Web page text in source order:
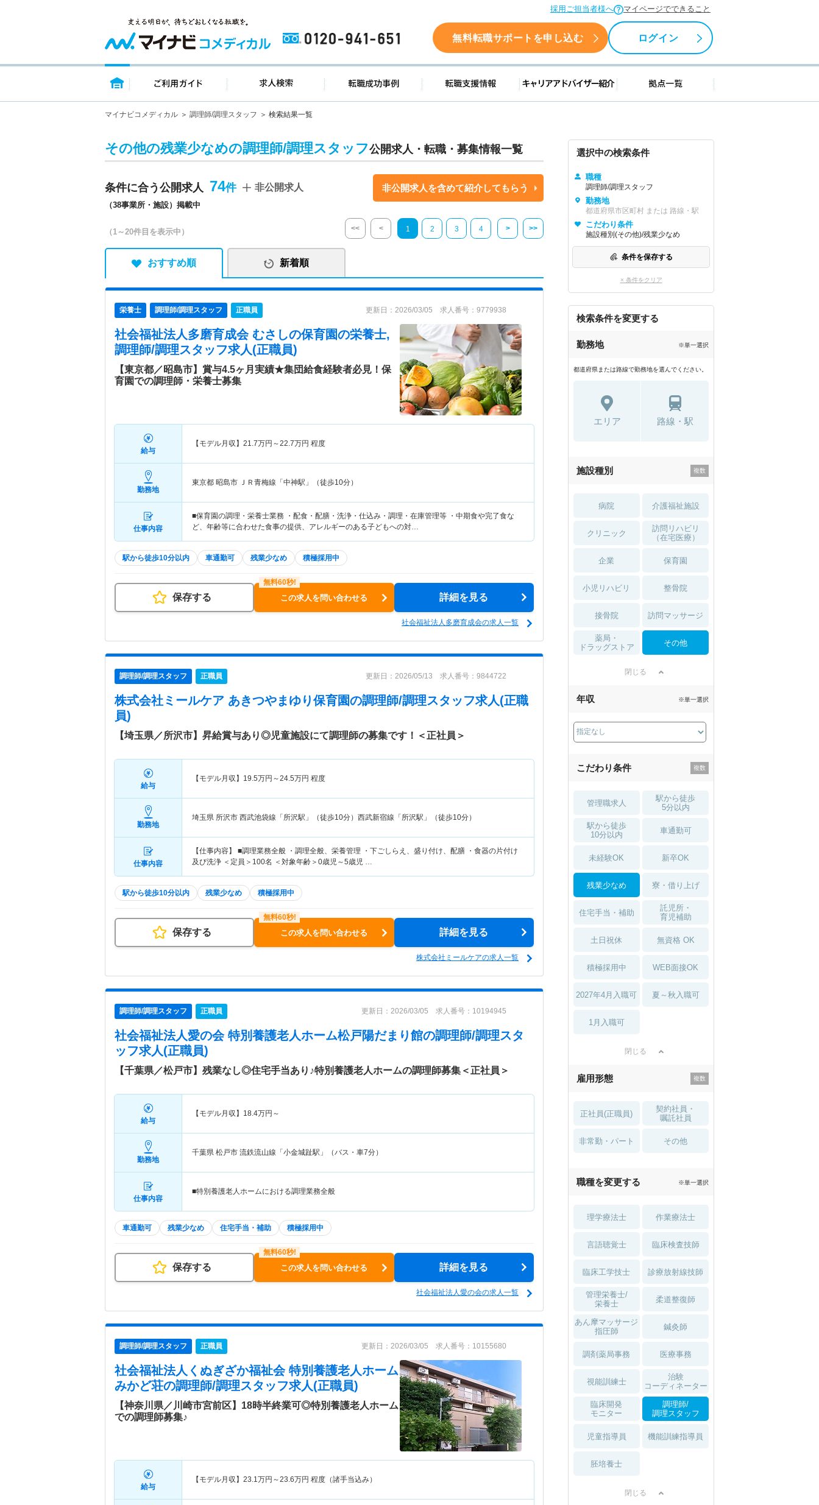
採用ご担当者様へ マイページでできること
0120-941-651 無料転職サポートを申し込む ログイン
トップページ ご利用ガイド 求人検索 転職成功事例 転職支援情報 キャリアアドバイザー紹介 拠点一覧
マイナビコメディカル 調理師/調理スタッフ 検索結果一覧
その他の残業少なめの調理師/調理スタッフ公開求人・転職・募集情報一覧
条件に合う公開求人 74
（38事業所・施設）掲載中
非公開求人 非公開求人を含めて紹介してもらう
（1～20件目を表示中） << < 1 2 3 4 > >>
おすすめ順 新着順
栄養士 調理師/調理スタッフ 正職員 更新日：2026/03/05 求人番号：9779938
社会福祉法人多磨育成会 むさしの保育園の栄養士,
調理師/調理スタッフ求人(正職員)
【東京都／昭島市】賞与4.5ヶ月実績★集団給食経験者必見！保
育園での調理師・栄養士募集
給与
【モデル月収】 21.7万円～22.7万円 程度
勤務地
東京都 昭島市 ＪＲ青梅線「中神駅」（徒歩10分）
仕事内容
■保育園の調理・栄養士業務 ・配食・配膳・洗浄・仕込み・調理・在庫管理等 ・中期食や完了食な
ど、年齢等に合わせた食事の提供、アレルギーのある子どもへの対…
駅から徒歩10分以内 車通勤可 残業少なめ 積極採用中
保存する この求人を問い合わせる 詳細を見る
社会福祉法人多磨育成会の求人一覧
調理師/調理スタッフ 正職員 更新日：2026/05/13 求人番号：9844722
株式会社ミールケア あきつやまゆり保育園の調理師/調理スタッフ求人(正職
員)
【埼玉県／所沢市】昇給賞与あり◎児童施設にて調理師の募集です！＜正社員＞
給与
【モデル月収】 19.5万円～24.5万円 程度
勤務地
埼玉県 所沢市 西武池袋線「所沢駅」（徒歩10分）西武新宿線「所沢駅」（徒歩10分）
仕事内容
【仕事内容】 ■調理業務全般 ・調理全般、栄養管理 ・下ごしらえ、盛り付け、配膳 ・食器の片付け
及び洗浄 ＜定員＞100名 ＜対象年齢＞0歳児～5歳児 …
駅から徒歩10分以内 残業少なめ 積極採用中
保存する この求人を問い合わせる 詳細を見る
株式会社ミールケアの求人一覧
調理師/調理スタッフ 正職員 更新日：2026/03/05 求人番号：10194945
社会福祉法人愛の会 特別養護老人ホーム松戸陽だまり館の調理師/調理スタ
ッフ求人(正職員)
【千葉県／松戸市】残業なし◎住宅手当あり♪特別養護老人ホームの調理師募集＜正社員＞
給与
【モデル月収】 18.4万円～
勤務地
千葉県 松戸市 流鉄流山線「小金城趾駅」（バス・車7分）
仕事内容
■特別養護老人ホームにおける調理業務全般
車通勤可 残業少なめ 住宅手当・補助 積極採用中
保存する この求人を問い合わせる 詳細を見る
社会福祉法人愛の会の求人一覧
調理師/調理スタッフ 正職員 更新日：2026/03/05 求人番号：10155680
社会福祉法人くぬぎざか福祉会 特別養護老人ホーム
みかど荘の調理師/調理スタッフ求人(正職員)
【神奈川県／川崎市宮前区】18時半終業可◎特別養護老人ホーム
での調理師募集♪
給与
【モデル月収】 23.1万円～23.6万円 程度（諸手当込み）
選択中の検索条件
職種
調理師/調理スタッフ
勤務地
都道府県市区町村 または 路線・駅
こだわり条件
施設種別(その他)/残業少なめ
条件を保存する
× 条件をクリア
検索条件を変更する
勤務地 ※単一選択
都道府県または路線で勤務地を選んでください。
エリア 路線・駅
施設種別
病院 介護福祉施設
クリニック
訪問リハビリ
（在宅医療）
企業 保育園
小児リハビリ 整骨院
接骨院 訪問マッサージ
薬局・
ドラッグストア
その他
閉じる
年収 ※単一選択
こだわり条件
管理職求人
駅から徒歩
5分以内
駅から徒歩
10分以内
車通勤可
未経験OK 新卒OK
残業少なめ 寮・借り上げ
住宅手当・補助
託児所・
育児補助
土日祝休 無資格 OK
積極採用中 WEB面接OK
2027年4月入職可 夏～秋入職可
1月入職可
閉じる
雇用形態
正社員(正職員)
契約社員・
嘱託社員
非常勤・パート その他
職種を変更する ※単一選択
理学療法士 作業療法士
言語聴覚士 臨床検査技師
臨床工学技士 診療放射線技師
管理栄養士/
栄養士
柔道整復師
あん摩マッサージ
指圧師
鍼灸師
調剤薬局事務 医療事務
視能訓練士
治験
コーディネーター
臨床開発
モニター
調理師/
調理スタッフ
児童指導員 機能訓練指導員
胚培養士
閉じる